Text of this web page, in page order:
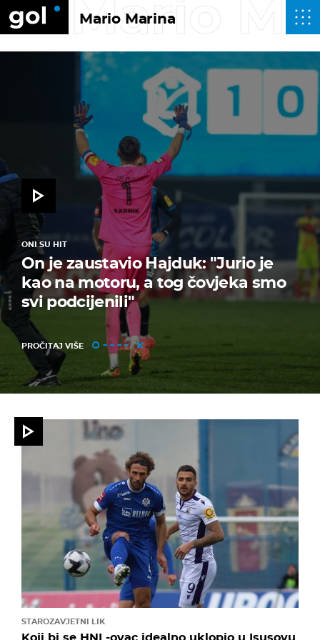
Mario Marina
Mario
ONI SU HIT
On je zaustavio Hajduk: "Jurio je
kao na motoru, a tog čovjeka smo
svi podcijenili"
PROČITAJ VIŠE
STAROZAVJETNI LIK